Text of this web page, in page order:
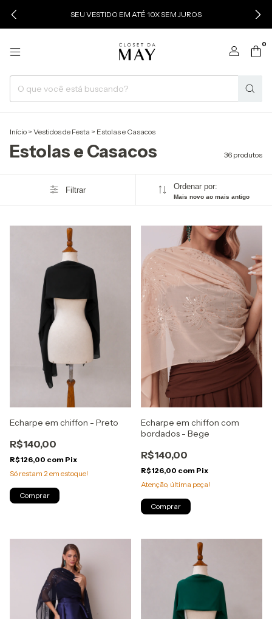
SEU VESTIDO EM ATÉ 10X SEM JUROS
0
Início > Vestidos de Festa > Estolas e Casacos
Estolas e Casacos 36 produtos
Filtrar Ordenar por:
Mais novo ao mais antigo
Echarpe em chiffon - Preto
R$140,00
R$126,00 com Pix
Só restam 2 em estoque!
Comprar
Echarpe em chiffon com
bordados - Bege
R$140,00
R$126,00 com Pix
Atenção, última peça!
Comprar